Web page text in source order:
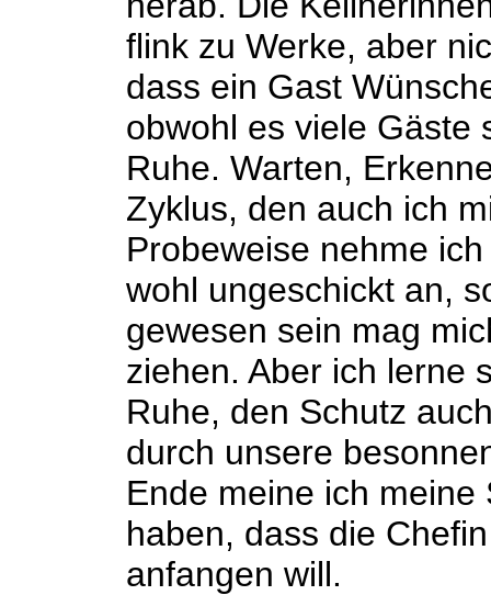
flink zu Werke, aber
dass ein Gast
obwohl es viele Gäste
Ruhe. Warten,
Zyklus, den auch ich
Probeweise nehme
wohl ungeschickt an,
gewesen sein mag
ziehen. Aber ich lerne
Ruhe, den Schutz
durch unsere
Ende meine ich
haben, dass die
anfangen will.